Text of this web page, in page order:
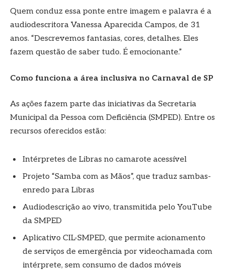
Quem conduz essa ponte entre imagem e palavra é a
audiodescritora Vanessa Aparecida Campos, de 31
anos. “Descrevemos fantasias, cores, detalhes. Eles
fazem questão de saber tudo. É emocionante.”
Como funciona a área inclusiva no Carnaval de SP
As ações fazem parte das iniciativas da Secretaria
Municipal da Pessoa com Deficiência (SMPED). Entre os
recursos oferecidos estão:
Intérpretes de Libras no camarote acessível
Projeto “Samba com as Mãos”, que traduz sambas-
enredo para Libras
Audiodescrição ao vivo, transmitida pelo YouTube
da SMPED
Aplicativo CIL-SMPED, que permite acionamento
de serviços de emergência por videochamada com
intérprete, sem consumo de dados móveis